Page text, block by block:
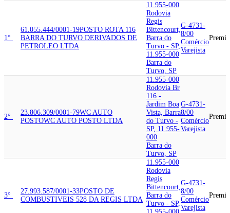
1°
61.055.444/0001-19POSTO ROTA 116
BARRA DO TURVO DERIVADOS DE
PETROLEO LTDA
11.955-000
Rodovia
Regis
Bittencourt,
Barra do
Turvo - SP,
11.955-000
Barra do
Turvo, SP
G-4731-
8/00
Comércio
Varejista
2°
23.806.309/0001-79WC AUTO
POSTOWC AUTO POSTO LTDA
11.955-000
Rodovia Br
116 -
Jardim Boa
Vista, Barra
do Turvo -
SP, 11.955-
000
Barra do
Turvo, SP
G-4731-
8/00
Comércio
Varejista
3°
27.993.587/0001-33POSTO DE
COMBUSTIVEIS 528 DA REGIS LTDA
11.955-000
Rodovia
Regis
Bittencourt,
Barra do
Turvo - SP,
G-4731-
8/00
Comércio
Varejista